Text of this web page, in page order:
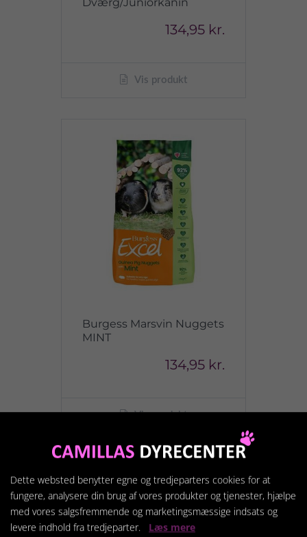
134,95 kr.
Vis produkt
Burgess Marsvin Nuggets
MINT
134,95 kr.
Vis produkt
Dette websted benytter egne og tredjeparters cookies for at
fungere, analysere din brug af vores produkter og tjenester, hjælpe
med vores salgsfremmende og marketingsmæssige indsats og
levere indhold fra tredjeparter. Læs mere